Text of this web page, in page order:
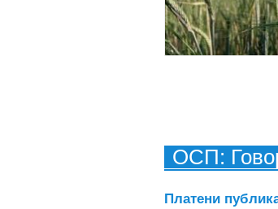
ОСП:
Платени